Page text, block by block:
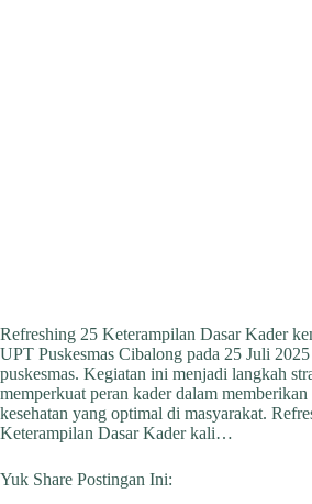
Refreshing 25 Keterampilan Dasar Kader
UPT Puskesmas Cibalong pada 25 Juli
puskesmas. Kegiatan ini menjadi langkah
memperkuat peran kader dalam memberikan
kesehatan yang optimal di masyarakat.
Keterampilan Dasar Kader kali…
Yuk Share Postingan Ini: